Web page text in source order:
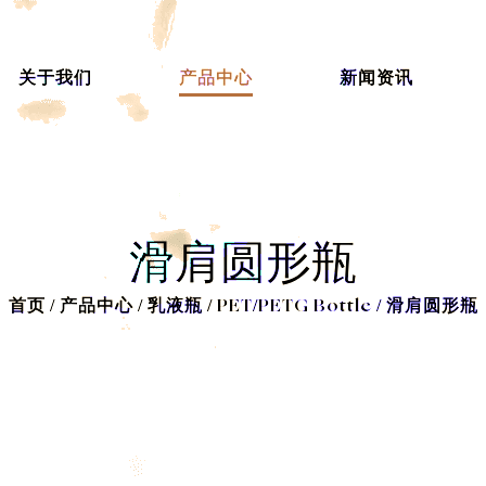
关于我们 产品中心 新闻资讯
首页 /产品中心/乳液瓶 /PET/PETG Bottle /滑肩圆形瓶